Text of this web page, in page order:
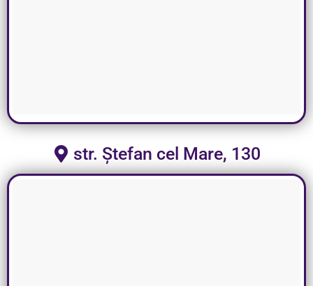
str. Ștefan cel Mare, 130